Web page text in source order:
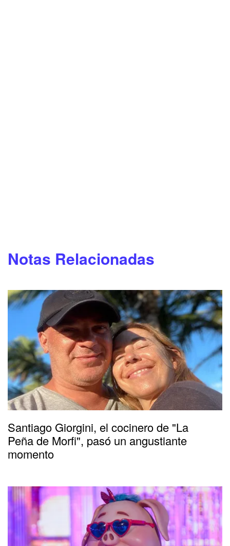
Notas Relacionadas
Santiago Giorgini, el cocinero de "La
Peña de Morfi", pasó un angustiante
momento